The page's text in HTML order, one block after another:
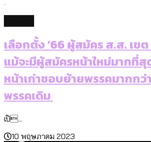
เลือกตั้ง ’66 ผู้สมัคร ส.ส. เขต
แม้จะมีผู้สมัครหน้าใหม่มากที่
หน้าเก่าชอบย้ายพรรคมากกว่
พรรคเดิม
เปิ...
10 พฤษภาคม 2023